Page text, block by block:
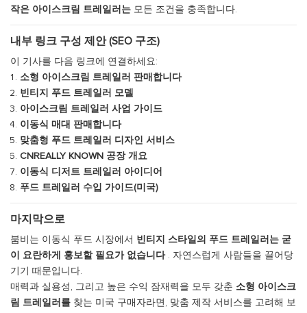
작은 아이스크림 트레일러는 모든 조건을 충족합니다.
내부 링크 구성 제안 (SEO 구조)
이 기사를 다음 링크에 연결하세요:
소형 아이스크림 트레일러 판매합니다
빈티지 푸드 트레일러 모델
아이스크림 트레일러 사업 가이드
이동식 매대 판매합니다
맞춤형 푸드 트레일러 디자인 서비스
CNREALLY KNOWN 공장 개요
이동식 디저트 트레일러 아이디어
푸드 트레일러 수입 가이드(미국)
마지막으로
붐비는 이동식 푸드 시장에서 빈티지 스타일의 푸드 트레일러는 굳
이 요란하게 홍보할 필요가 없습니다. 자연스럽게 사람들을 끌어당
기기 때문입니다.
매력과 실용성, 그리고 높은 수익 잠재력을 모두 갖춘 소형 아이스크
림 트레일러를 찾는 미국 구매자라면, 맞춤 제작 서비스를 고려해 보